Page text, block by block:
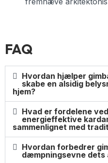
FAQ
Hvordan hjælper
skabe en alsidig
hjem?
Hvad er fordelene
energieffektive
sammenlignet med
Hvordan forbedrer
dæmpningsevne dets